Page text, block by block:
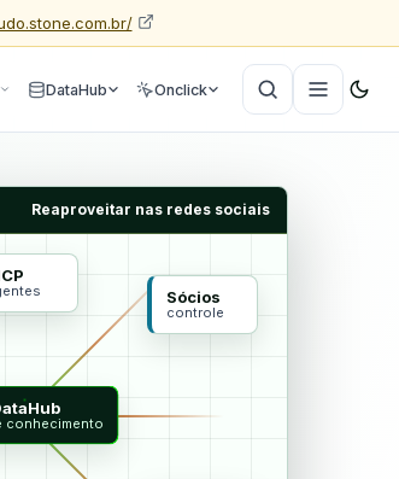
DataHub Onclick
Reaproveitar nas redes sociais
Sócios
controle
conhecimento